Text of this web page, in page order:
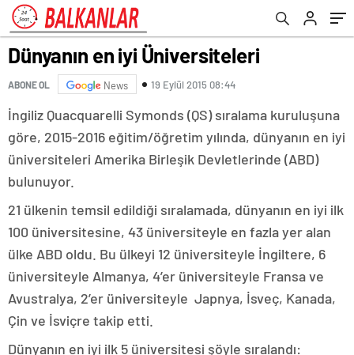
Dünyanın en iyi Üniversiteleri
ABONE OL News 19 Eylül 2015 08:44
İngiliz Quacquarelli Symonds (QS) sıralama kuruluşuna
göre, 2015-2016 eğitim/öğretim yılında, dünyanın en iyi
üniversiteleri Amerika Birleşik Devletlerinde (ABD)
bulunuyor.
21 ülkenin temsil edildiği sıralamada, dünyanın en iyi ilk
100 üniversitesine, 43 üniversiteyle en fazla yer alan
ülke ABD oldu. Bu ülkeyi 12 üniversiteyle İngiltere, 6
üniversiteyle Almanya, 4’er üniversiteyle Fransa ve
Avustralya, 2’er üniversiteyle Japnya, İsveç, Kanada,
Çin ve İsviçre takip etti.
Dünyanın en iyi ilk 5 üniversitesi şöyle sıralandı: